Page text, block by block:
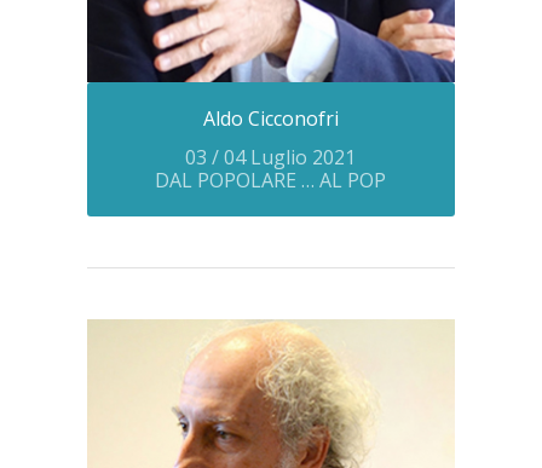
Aldo Cicconofri
03 / 04 Luglio 2021
DAL POPOLARE … AL POP